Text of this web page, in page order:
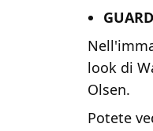
look di
Olsen.
Potete